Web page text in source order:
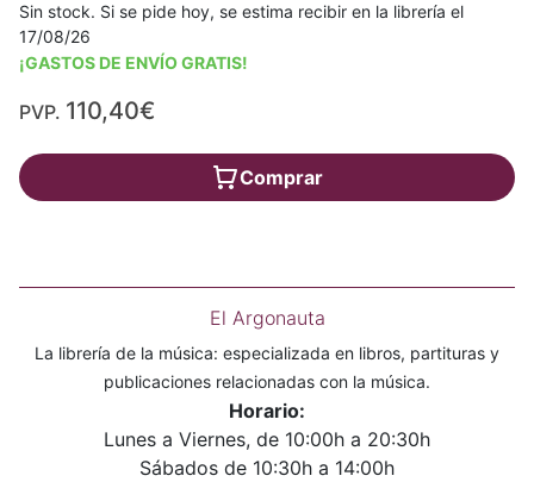
Sin stock. Si se pide hoy, se estima recibir en la librería el
17/08/26
¡GASTOS DE ENVÍO GRATIS!
PVP. 110,40€
Comprar
El Argonauta
La librería de la música: especializada en libros, partituras y
publicaciones relacionadas con la música.
Horario:
Lunes a Viernes, de 10:00h a 20:30h
Sábados de 10:30h a 14:00h